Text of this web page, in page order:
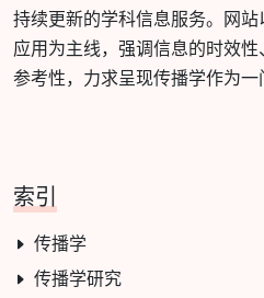
持续更新的学科信息服务。网
应用为主线，强调信息的时效
参考性，力求呈现传播学作为一
索引
传播学
传播学研究